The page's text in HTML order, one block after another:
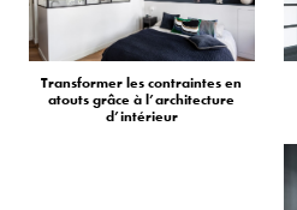
Transformer les contraintes en
atouts grâce à l’architecture
d’intérieur